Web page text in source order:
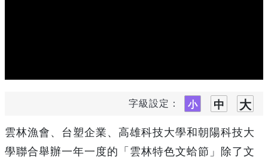
字級設定：
雲林漁會、台塑企業、高雄科技大學和朝陽科技大
學聯合舉辦一年一度的「雲林特色文蛤節」除了文